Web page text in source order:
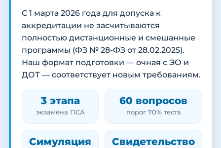
С 1 марта 2026 года для допуска к
аккредитации не засчитываются
полностью дистанционные и смешанные
программы (ФЗ № 28-ФЗ от 28.02.2025).
Наш формат подготовки — очная с ЭО и
ДОТ — соответствует новым требованиям.
3 этапа
экзамена ПСА
60 вопросов
порог 70% теста
Симуляция Свидетельство